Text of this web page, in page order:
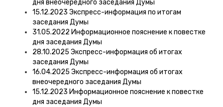
дня внеочередного заседания Думы
15.12.2023 Экспресс-информация по итогам
заседания Думы
31.05.2022 Информационное пояснение к повестке
дня заседания Думы
28.10.2025 Экспресс-информация об итогах
заседания Думы
16.04.2025 Экспресс-информация об итогах
внеочередного заседания Думы
15.12.2023 Информационное пояснение к повестке
дня заседания Думы